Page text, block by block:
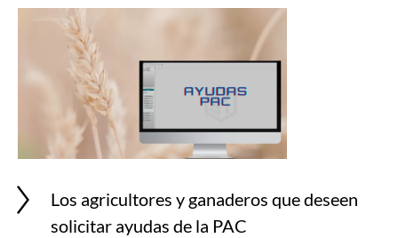
Los agricultores y ganaderos que deseen
solicitar ayudas de la PAC